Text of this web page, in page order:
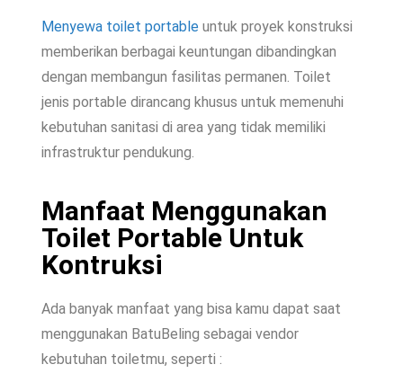
Menyewa toilet portable untuk proyek konstruksi
memberikan berbagai keuntungan dibandingkan
dengan membangun fasilitas permanen. Toilet
jenis portable dirancang khusus untuk memenuhi
kebutuhan sanitasi di area yang tidak memiliki
infrastruktur pendukung.
Manfaat Menggunakan
Toilet Portable Untuk
Kontruksi
Ada banyak manfaat yang bisa kamu dapat saat
menggunakan BatuBeling sebagai vendor
kebutuhan toiletmu, seperti :